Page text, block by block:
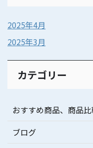
2025年4月
2025年3月
カテゴリー
おすすめ商品、商品
ブログ